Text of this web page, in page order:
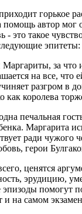
горькое
помощь автор
- это такое
за что
на все,
разгром в
как королева
печальная
Маргарита
ради чужого
герои
ценятся
эрудицию,
помогут
и на самом